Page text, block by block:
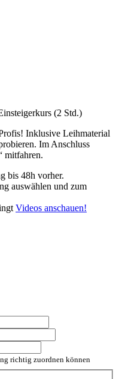
(2 Std.)
Inklusive Leihmaterial
Im Anschluss
mitfahren.
bis 48h vorher.
auswählen und zum
Videos anschauen!
richtig zuordnen können